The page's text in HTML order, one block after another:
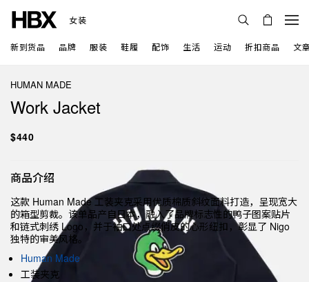
女装
新到货品 品牌 服装 鞋履 配饰 生活 运动 折扣商品 文
HUMAN MADE
Work Jacket
$440
商品介绍
这款 Human Made 工装夹克采用优质棉质斜纹面料打造，呈现宽大
的箱型剪裁。该单品产自日本，融入了品牌标志性的鸭子图案贴片
和链式刺绣 Logo，并于袖口处点缀俏皮的心形纽扣，彰显了 Nigo
独特的审美风格。
Human Made
工装夹克